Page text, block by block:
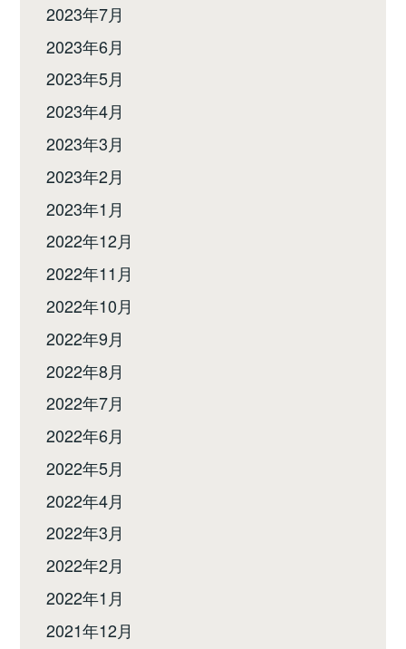
2023年7月
2023年6月
2023年5月
2023年4月
2023年3月
2023年2月
2023年1月
2022年12月
2022年11月
2022年10月
2022年9月
2022年8月
2022年7月
2022年6月
2022年5月
2022年4月
2022年3月
2022年2月
2022年1月
2021年12月